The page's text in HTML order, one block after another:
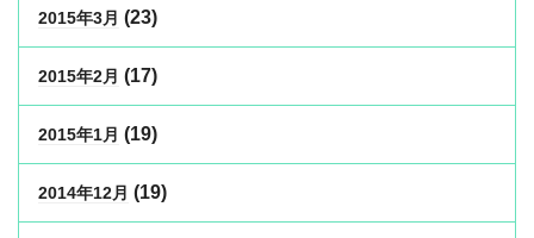
2015年3月 (23)
2015年2月 (17)
2015年1月 (19)
2014年12月 (19)